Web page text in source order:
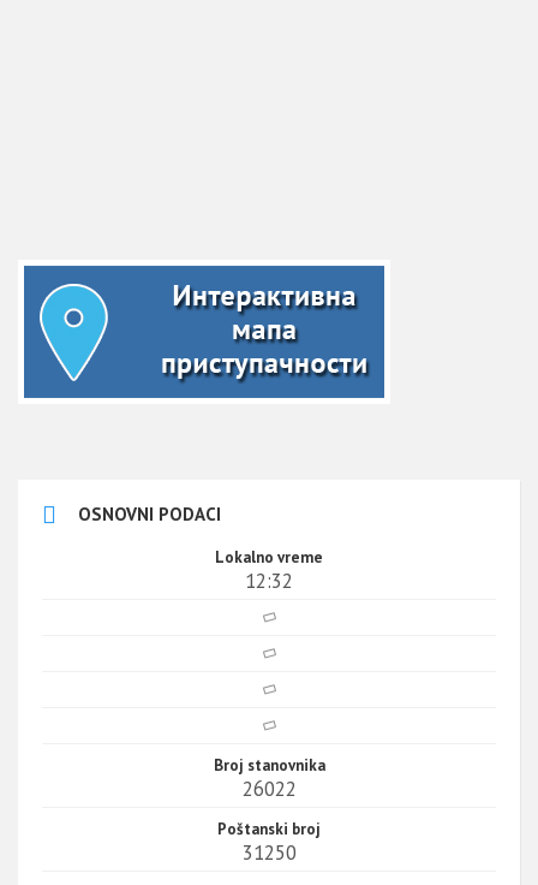
OSNOVNI PODACI
Lokalno vreme
12:32
Broj stanovnika
26022
Poštanski broj
31250